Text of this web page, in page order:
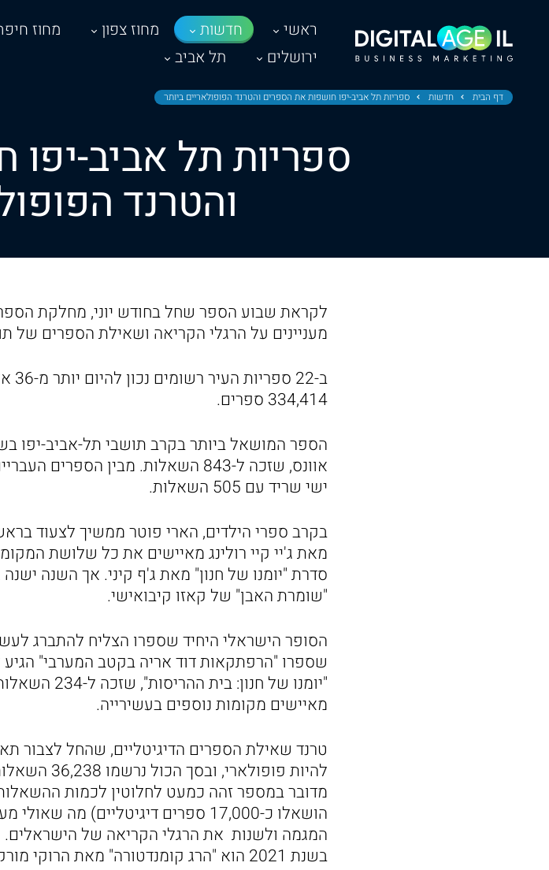
ראשי חדשות מחוז צפון מחוז
ירושלים
תל אביב
דף הבית חדשות ספריות תל אביב-יפו חושפות את הספרים והטרנד הפופולאריים ביותר
ספריות תל אביב-
והטרנד
לקראת שבוע הספר שחל בחודש יוני, מחלקת
מעניינים על הרגלי הקריאה ושאילת הספרים של
ב-
334,414 ספרים.
אוונס, שזכה ל-843 השאלות. מבין
ישי שריד עם 505 השאלות.
בקרב ספרי הילדים, הארי פוטר ממשיך לצעוד
מאת ג'יי קיי רולינג מאיישים את כל שלושת
סדרת "יומנו של חנון" מאת ג'ף קיני. אך השנה
"שומרת האבן" של קאזו קיבואישי.
הסופר הישראלי היחיד שספרו הצליח להתברג
שספרו "הרפתקאות דוד אריה בקטב המערבי"
"יומנו של
מאיישים מקומות נוספים בעשירייה.
הושאלו כ-17,000 ספרים דיגיטליים)
המגמה ולשנות את הרגלי הקריאה של הישראלים.
בשנת 2021 הוא "הרג קומנדטורה" מאת הרוקי מורקמי, שזכה ל-97 השאלות.